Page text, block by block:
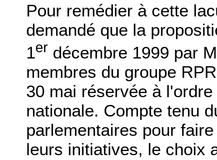
Pour remédier à cette
demandé que la
1er décembre 1999 par
membres du groupe
30 mai réservée à
nationale. Compte tenu
parlementaires pour
leurs initiatives, le choix